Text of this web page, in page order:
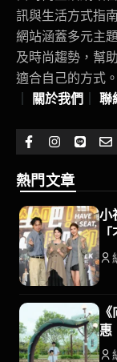
訊與生活方式指
網站涵蓋多元主
及時尚趨勢，幫
適合自己的方式。
關於我們 聯
熱門文章
小
惠